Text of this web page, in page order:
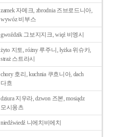
zamek 자메크, zbrodnia 즈브로드니아,
wywóz 비부스
gwoździk 그보지지크, więź 비엥시
żyto 지토, różny 루주니, łyżka 위슈카,
straż 스트라시
chory 호리, kuchnia 쿠흐니아, dach
다흐
dziura 지우라, dzwon 즈본, mosiądz
모시옹츠
niedźwiedź 니에치비에치